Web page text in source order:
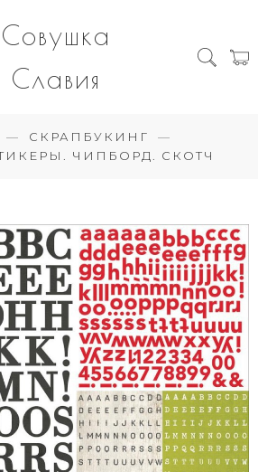
Совушка
Славия
СКРАПБУКИНГ
ЧИПБОРД. СКОТЧ